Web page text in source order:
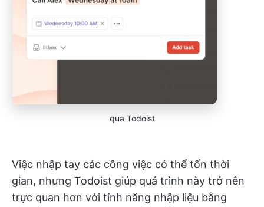
qua Todoist
Việc nhập tay các công việc có thể tốn thời
gian, nhưng Todoist giúp quá trình này trở nên
trực quan hơn với tính năng nhập liệu bằng